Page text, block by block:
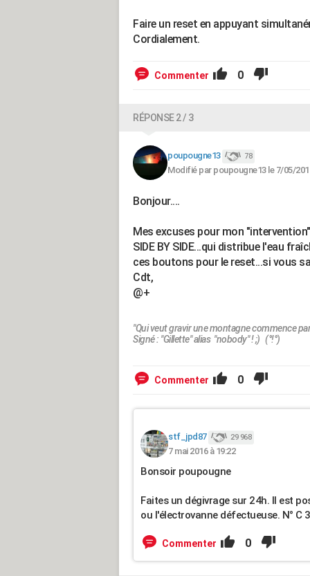
Faire un reset en appuyant
Cordialement.
Commenter 0
RÉPONSE 2 / 3
poupougne13 78
Modifié par poupougne13 le 7/05/
Bonjour....
Mes excuses pour mon
SIDE BY SIDE...qui distribue l'eau
ces boutons pour le reset...si vous
Cdt,
@+
"Qui veut gravir une montagne commence
Signé : "Gillette" alias "nobody" ! ;) (°!°)
Commenter 0
stf_jpd87 29 968
7 mai 2016 à 19:22
Bonsoir poupougne
Faites un dégivrage sur 24h. Il est
ou l'électrovanne défectueuse. N° C
Commenter 0